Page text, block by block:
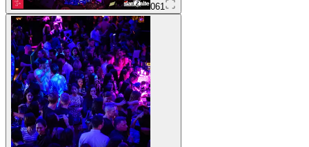
061